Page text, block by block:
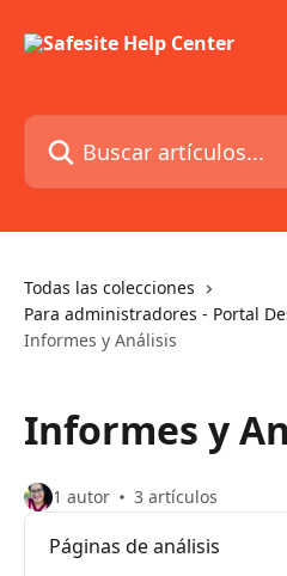
Buscar artículos...
Todas las colecciones
Para administradores - Portal
Informes y Análisis
Informes y
1 autor 3 artículos
Páginas de análisis